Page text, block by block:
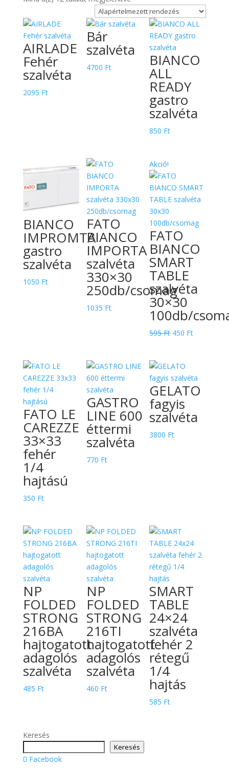
AIRLADE
Fehér
szalvéta
2095 Ft
Bár
szalvéta
4700 Ft BIANCO
ALL
READY
gastro
szalvéta
850 Ft
BIANCO
IMPROMTA
gastro
szalvéta
1050 Ft
FATO
BIANCO
IMPORTA
szalvéta
330×30
250db/csomag
1035 Ft
Akció!
FATO
BIANCO
SMART
TABLE
szalvéta
30×30
100db/
595Ft Original
595 Ft.
450 FtCurrent
FATO LE
CAREZZE
33×33
fehér
1/4
hajtású
350 Ft
GASTRO
LINE 600
éttermi
szalvéta
770 Ft
GELATO
fagyis
szalvéta
3800 Ft
NP
FOLDED
STRONG
216BA
hajtogatott
adagolós
szalvéta
485 Ft
NP
FOLDED
STRONG
216TI
hajtogatott
adagolós
szalvéta
460 Ft
SMART
TABLE
24×24
szalvéta
fehér 2
rétegű
1/4
hajtás
585 Ft
Keresés
Keresés
Facebook